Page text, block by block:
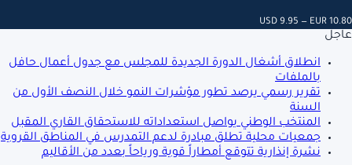
USD 9.95 — EUR 10.80
عاجل
انطلاق أشغال الدورة الجديدة للمجلس مع جدول أعمال حافل
بالملفات
تقرير رسمي يرصد تطور مؤشرات النمو خلال النصف الأول من
السنة
المنتخب الوطني يواصل استعداداته للاستحقاق القاري المقبل
جمعيات محلية تطلق مبادرة لدعم التمدرس في المناطق القروية
نشرة إنذارية تتوقع أمطاراً قوية ورياحاً بعدد من الأقاليم